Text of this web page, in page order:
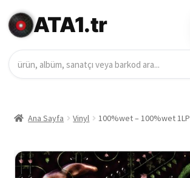
ATA1.tr
Ana Sayfa Vinyl 100%wet – 100%wet 1LP